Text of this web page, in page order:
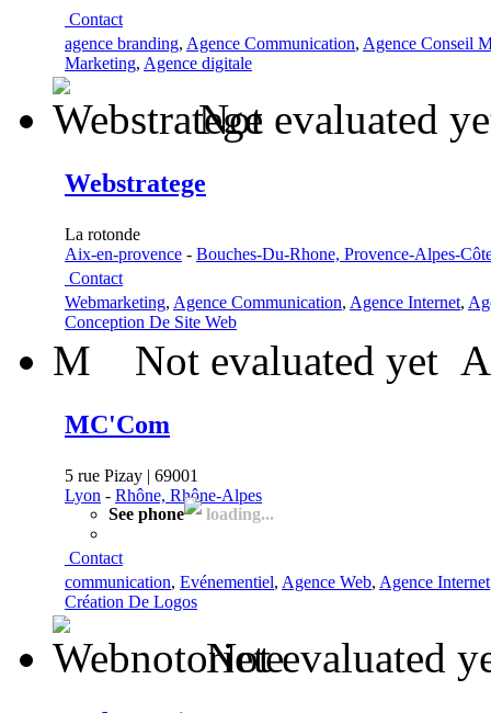
Contact
agence branding, Agence Communication, Agence Conseil
Marketing, Agence digitale
Not evaluated
Webstratege
La rotonde
Aix-en-provence - Bouches-Du-Rhone, Provence-Alpes-
Contact
Webmarketing, Agence Communication, Agence Internet,
Conception De Site Web
M Not evaluated yet
MC'Com
5 rue Pizay | 69001
Lyon - Rhône, Rhône-Alpes
See phone
loading...
Contact
communication, Evénementiel, Agence Web, Agence Internet
Création De Logos
Not evaluated